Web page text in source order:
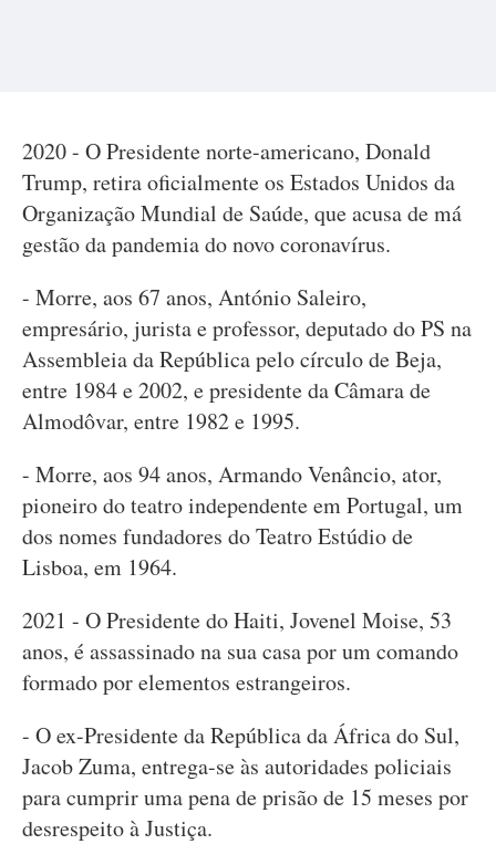
2020 - O Presidente norte-americano, Donald
Trump, retira oficialmente os Estados Unidos da
Organização Mundial de Saúde, que acusa de má
gestão da pandemia do novo coronavírus.
- Morre, aos 67 anos, António Saleiro,
empresário, jurista e professor, deputado do PS na
Assembleia da República pelo círculo de Beja,
entre 1984 e 2002, e presidente da Câmara de
Almodôvar, entre 1982 e 1995.
- Morre, aos 94 anos, Armando Venâncio, ator,
pioneiro do teatro independente em Portugal, um
dos nomes fundadores do Teatro Estúdio de
Lisboa, em 1964.
2021 - O Presidente do Haiti, Jovenel Moise, 53
anos, é assassinado na sua casa por um comando
formado por elementos estrangeiros.
- O ex-Presidente da República da África do Sul,
Jacob Zuma, entrega-se às autoridades policiais
para cumprir uma pena de prisão de 15 meses por
desrespeito à Justiça.